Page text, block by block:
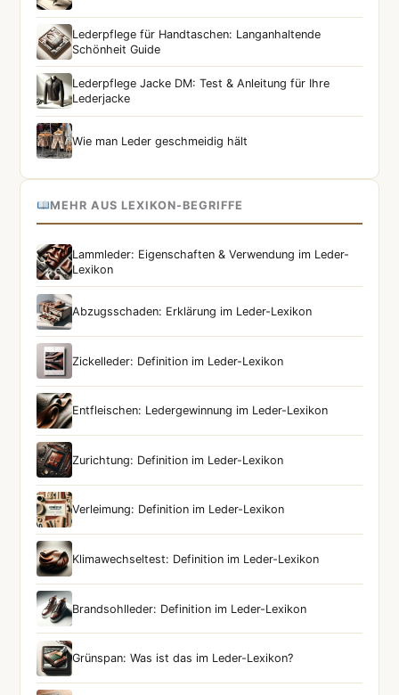
Lederpflege für Handtaschen: Langanhaltende
Schönheit Guide
Lederpflege Jacke DM: Test & Anleitung für Ihre
Lederjacke
Wie man Leder geschmeidig hält
MEHR AUS LEXIKON-BEGRIFFE
Lammleder: Eigenschaften & Verwendung im Leder-
Lexikon
Abzugsschaden: Erklärung im Leder-Lexikon
Zickelleder: Definition im Leder-Lexikon
Entfleischen: Ledergewinnung im Leder-Lexikon
Zurichtung: Definition im Leder-Lexikon
Verleimung: Definition im Leder-Lexikon
Klimawechseltest: Definition im Leder-Lexikon
Brandsohlleder: Definition im Leder-Lexikon
Grünspan: Was ist das im Leder-Lexikon?